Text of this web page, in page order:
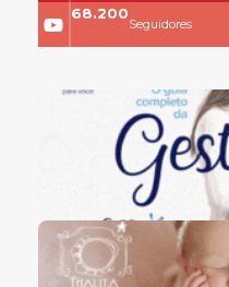
68.200
Seguidores